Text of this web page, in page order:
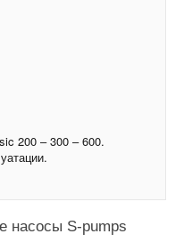
200 – 300 – 600.
насосы S-pumps